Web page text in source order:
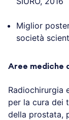
Miglior
società
Aree mediche
Radiochirurgia
per la cura dei
della prostata,